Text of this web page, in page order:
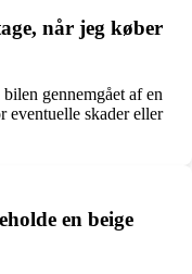
når jeg køber
gennemgået af en
eventuelle skader eller
en beige